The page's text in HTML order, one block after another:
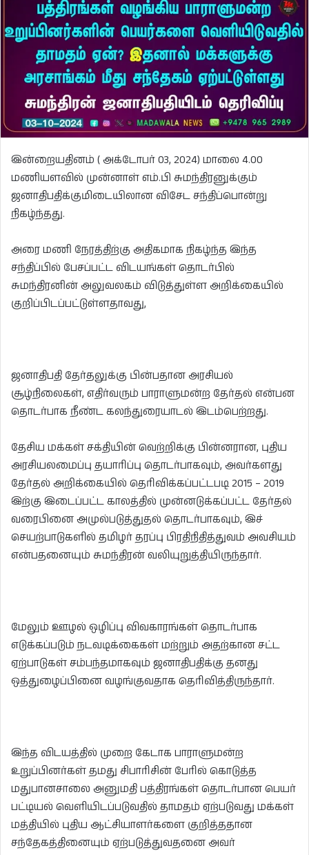
இன்றையதினம் ( அக்டோபர் 03, 2024) மாலை 4.00
மணியளவில் முன்னாள் எம்.பி சுமந்திரனுக்கும்
ஜனாதிபதிக்குமிடையிலான விசேட சந்திப்பொன்று
நிகழ்ந்தது.
அரை மணி நேரத்திற்கு அதிகமாக நிகழ்ந்த இந்த
சந்திப்பில் பேசப்பட்ட விடயங்கள் தொடர்பில்
சுமந்திரனின் அலுவலகம் விடுத்துள்ள அறிக்கையில்
குறிப்பிடப்பட்டுள்ளதாவது,
ஜனாதிபதி தேர்தலுக்கு பின்பதான அரசியல்
சூழ்நிலைகள், எதிர்வரும் பாராளுமன்ற தேர்தல் என்பன
தொடர்பாக நீண்ட கலந்துரையாடல் இடம்பெற்றது.
தேசிய மக்கள் சக்தியின் வெற்றிக்கு பின்னரான, புதிய
அரசியலமைப்பு தயாரிப்பு தொடர்பாகவும், அவர்களது
தேர்தல் அறிக்கையில் தெரிவிக்கப்பட்டபடி 2015 – 2019
இற்கு இடைப்பட்ட காலத்தில் முன்னடுக்கப்பட்ட தேர்தல்
வரைபினை அமுல்படுத்துதல் தொடர்பாகவும், இச்
செயற்பாடுகளில் தமிழர் தரப்பு பிரதிநிதித்துவம் அவசியம்
என்பதனையும் சுமந்திரன் வலியுறுத்தியிருந்தார்.
மேலும் ஊழல் ஒழிப்பு விவகாரங்கள் தொடர்பாக
எடுக்கப்படும் நடவடிக்கைகள் மற்றும் அதற்கான சட்ட
ஏற்பாடுகள் சம்பந்தமாகவும் ஜனாதிபதிக்கு தனது
ஒத்துழைப்பினை வழங்குவதாக தெரிவித்திருந்தார்.
இந்த விடயத்தில் முறை கேடாக பாராளுமன்ற
உறுப்பினர்கள் தமது சிபாரிசின் பேரில் கொடுத்த
மதுபானசாலை அனுமதி பத்திரங்கள் தொடர்பான பெயர்
பட்டியல் வெளியிடப்படுவதில் தாமதம் ஏற்படுவது மக்கள்
மத்தியில் புதிய ஆட்சியாளர்களை குறித்ததான
சந்தேகத்தினையும் ஏற்படுத்துவதனை அவர்